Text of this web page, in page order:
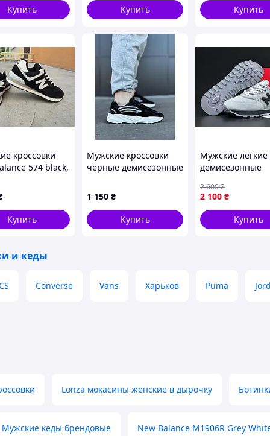
материалы и соответствие
их товара.
Купить
Купить
Купить
кроссовки
574 black,
Маломерят.
см)
Купить
Мужские кроссовки
черные демисезонные
1 150 ₴
Купить
Мужские легкие
демисезонные
Balance 574
натуральный
серые
2 100 ₴
2 600₴
Купить
и кеды
Converse Vans Харьков Puma
Lonza мокасины женские в дырочку
Мужские кеды брендовые New Balance M1906R Grey